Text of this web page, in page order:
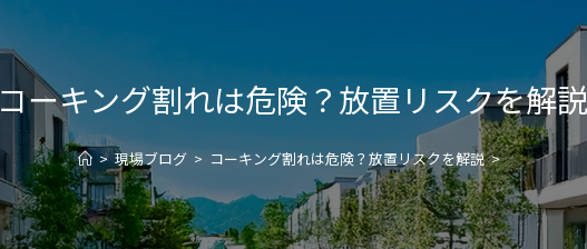
コーキング割れは危険？放置リスクを解説
> 現場ブログ > コーキング割れは危険？放置リスクを解説 >